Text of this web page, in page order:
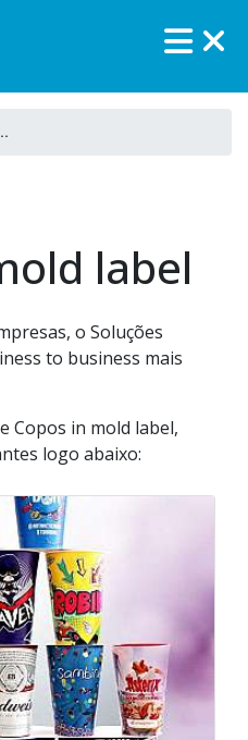
label
label
o Soluções
to business mais
Copos in mold label,
logo abaixo: